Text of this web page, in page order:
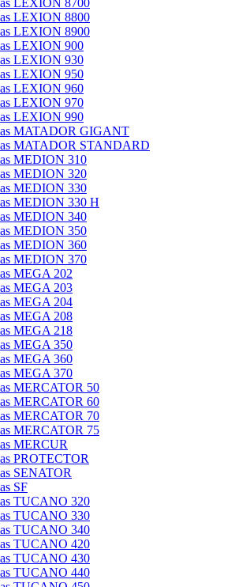
LEXION 8700
LEXION 8800
LEXION 8900
LEXION 900
LEXION 930
LEXION 950
LEXION 960
LEXION 970
LEXION 990
MATADOR GIGANT
MATADOR STANDARD
MEDION 310
MEDION 320
MEDION 330
MEDION 330 H
MEDION 340
MEDION 350
MEDION 360
MEDION 370
MEGA 202
MEGA 203
MEGA 204
MEGA 208
MEGA 218
MEGA 350
MEGA 360
MEGA 370
MERCATOR 50
MERCATOR 60
MERCATOR 70
MERCATOR 75
MERCUR
PROTECTOR
SENATOR
SF
TUCANO 320
TUCANO 330
TUCANO 340
TUCANO 420
TUCANO 430
TUCANO 440